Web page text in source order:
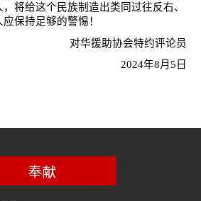
将给这个民族制造出类同过往反右、
保持足够的警惕！
对华援助协会特约评论员
2024年8月 5 日
奉献